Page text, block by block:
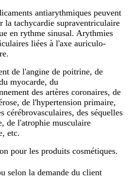
antiarythmiques peuvent
la tachycardie supraventriculaire
en rythme sinusal. Arythmies
liées à l'axe auriculo-
de l'angine de poitrine, de
myocarde, du
des artères coronaires, de
de l'hypertension primaire,
cérébrovasculaires, des séquelles
de l'atrophie musculaire
etc.
pour les produits cosmétiques.
selon la demande du client